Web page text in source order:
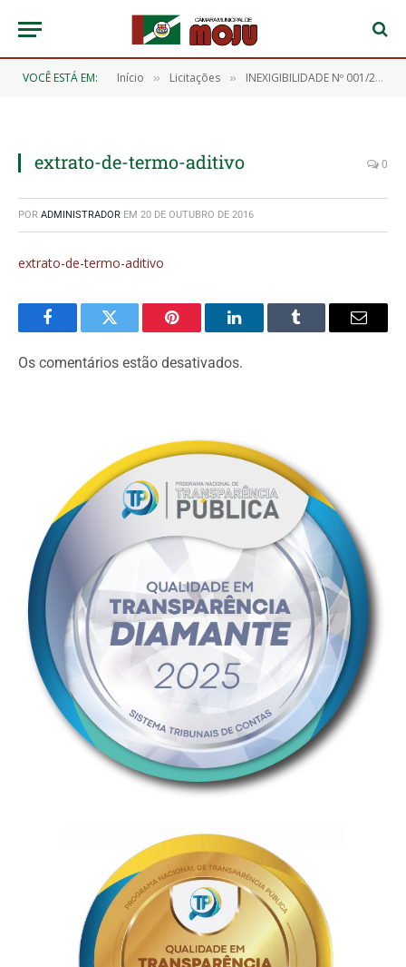
VOCÊ ESTÁ EM: Início » Licitações » INEXIGIBILIDADE Nº 001/2015
extrato-de-termo-aditivo 0
POR ADMINISTRADOR EM 20 DE OUTUBRO DE 2016
extrato-de-termo-aditivo
FacebookTwitter Pinterest O
LinkedIn
Tumblr
E-
Os comentários estão desativados.